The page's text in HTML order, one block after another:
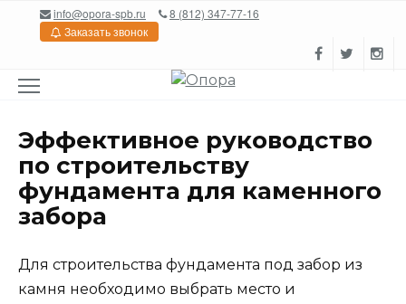
Перейтиinfo@opora-spb.ru
8 (812) 347-77-16
Заказать звонок
Эффективное руководство
по строительству
фундамента для каменного
забора
Для строительства фундамента под забор из
камня необходимо выбрать место и